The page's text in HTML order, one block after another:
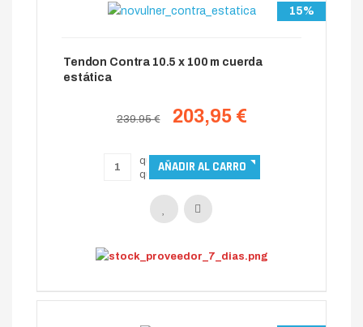
15%
Tendon Contra 10.5 x 100 m cuerda
estática
239.95 € 203,95 €